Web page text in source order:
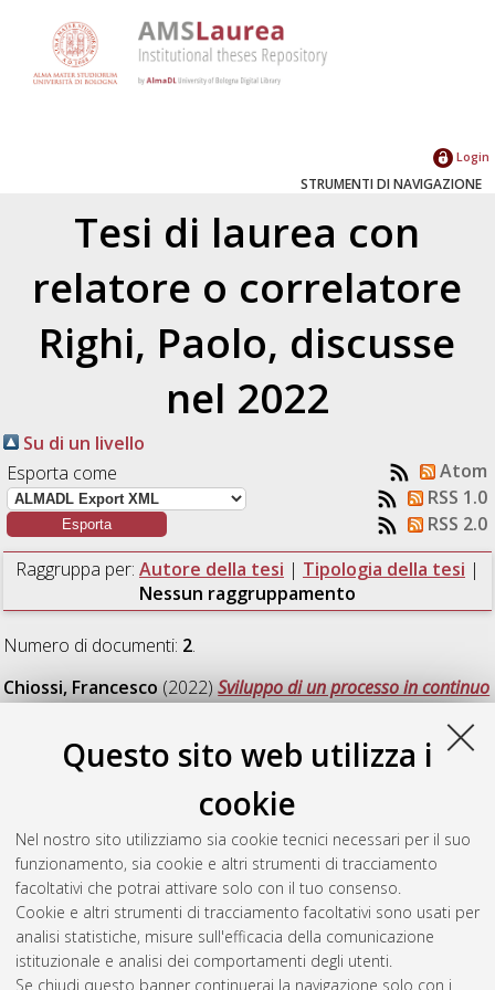
Questo sito web utilizza i
cookie
Nel nostro sito utilizziamo sia cookie tecnici necessari per il suo
funzionamento, sia cookie e altri strumenti di tracciamento
facoltativi che potrai attivare solo con il tuo consenso.
Cookie e altri strumenti di tracciamento facoltativi sono usati per
analisi statistiche, misure sull'efficacia della comunicazione
istituzionale e analisi dei comportamenti degli utenti.
Se chiudi questo banner continuerai la navigazione solo con i
Login
STRUMENTI DI NAVIGAZIONE
Tesi di laurea con
relatore o correlatore
Righi, Paolo, discusse
nel 2022
Su di un livello
Esporta come
Atom
RSS 1.0
RSS 2.0
Raggruppa per: Autore della tesi | Tipologia della tesi |
Nessun raggruppamento
Numero di documenti: 2.
Chiossi, Francesco(2022)Sviluppo di un processo in continuo
per la sintesi di un intermedio farmaceutico.[Laurea
Chimica
industriale [LM-DM270], Documento ad accesso riservato.
(2022)Computational investigation of a
possessing an N–N stereogenic axis. [Laurea magistrale],
Università di Bologna, Corso di Studio in Chimica industriale
[LM-DM270]
Questa lista e' stata generata ilSat Aug 8 07:01:08 2026
CEST